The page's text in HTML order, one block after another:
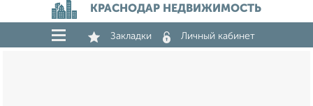
КРАСНОДАР НЕДВИЖИМОСТЬ
Закладки Личный кабинет